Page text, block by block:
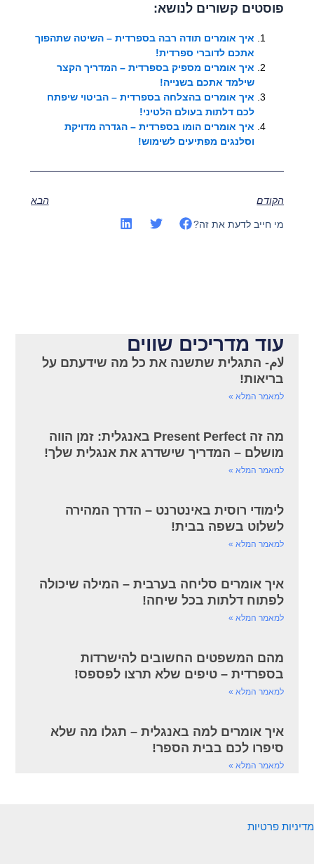
פוסטים קשורים לנושא:
איך אומרים תודה רבה בספרדית – השיטה שתהפוך
אתכם לדוברי ספרדית!
איך אומרים מספיק בספרדית – המדריך הקצר
שילמד אתכם בשנייה!
איך אומרים בהצלחה בספרדית – הביטוי שיפתח
לכם דלתות בעולם הלטיני!
איך אומרים הומו בספרדית – הגדרה מדויקת
וסלנגים מפתיעים לשימוש!
הקודם הבא
מי חייב לדעת את זה?
עוד מדריכים שווים
لام- התגלית שתשנה את כל מה שידעתם על
בריאות!
למאמר המלא »
מה זה Present Perfect באנגלית: זמן הווה
מושלם – המדריך שישדרג את אנגלית שלך!
למאמר המלא »
לימודי רוסית באינטרנט – הדרך המהירה
לשלוט בשפה בבית!
למאמר המלא »
איך אומרים סליחה בערבית – המילה שיכולה
לפתוח דלתות בכל שיחה!
למאמר המלא »
מהם המשפטים החשובים להישרדות
בספרדית – טיפים שלא תרצו לפספס!
למאמר המלא »
איך אומרים למה באנגלית – תגלו מה שלא
סיפרו לכם בבית הספר!
למאמר המלא »
מדיניות פרטיות